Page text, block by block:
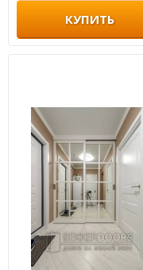
КУПИТЬ